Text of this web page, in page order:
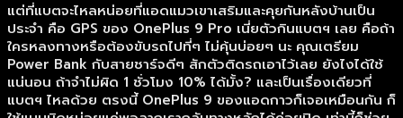
แต่ที่แบตจะไหลหน่อยที่แอดแมวเขาเสริมและคุยกันหลังบ้านเป็น
ประจำ คือ GPS ของ OnePlus 9 Pro เนี่ยตัวกินแบตฯ เลย คือถ้า
ใครหลงทางหรือต้องขับรถไปที่ๆ ไม่คุ้นบ่อยๆ นะ คุณเตรียม
Power Bank กับสายชาร์จดีๆ สักตัวติดรถเอาไว้เลย ยังไงได้ใช้
แน่นอน ถ้าจำไม่ผิด 1 ชั่วโมง 10% ได้มั้ง? และเป็นเรื่องเดียวที่
แบตฯ ไหลด้วย ตรงนี้ OnePlus 9 ของแอดกาวก็เจอเหมือนกัน ก็